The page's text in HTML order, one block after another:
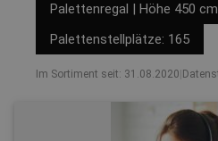
Palettenregal | Höhe 450 cm
Palettenstellplätze: 165
Im Sortiment seit: 31.08.2020